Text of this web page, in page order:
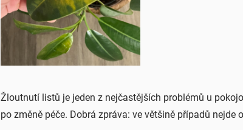
Žloutnutí listů je jeden z nejčastějších problémů u
po změně péče. Dobrá zpráva: ve většině případů